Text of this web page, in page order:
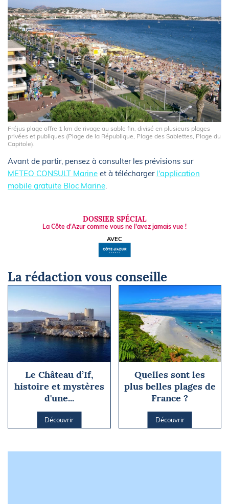
Fréjus plage offre 1 km de rivage au sable fin, divisé en plusieurs plages
privées et publiques (Plage de la République, Plage des Sablettes, Plage du
Capitole).
Avant de partir, pensez à consulter les prévisions sur
METEO CONSULT Marine et à télécharger l'application
mobile gratuite Bloc Marine.
DOSSIER SPÉCIAL
La Côte d'Azur comme vous ne l'avez jamais vue !
AVEC
La rédaction vous conseille
Le Château d’If,
histoire et mystères
d'une...
Découvrir
Quelles sont les
plus belles plages de
France ?
Découvrir